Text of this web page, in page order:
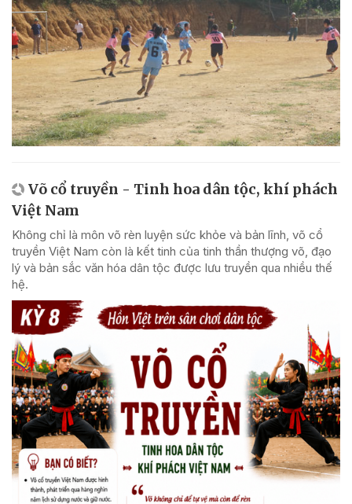
Võ cổ truyền - Tinh hoa dân tộc, khí phách
Việt Nam
Không chỉ là môn võ rèn luyện sức khỏe và bản lĩnh, võ cổ
truyền Việt Nam còn là kết tinh của tinh thần thượng võ, đạo
lý và bản sắc văn hóa dân tộc được lưu truyền qua nhiều thế
hệ.